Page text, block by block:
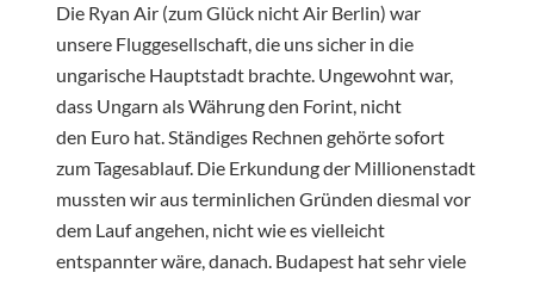
Die Ryan Air (zum Glück nicht Air Berlin) war
unsere Fluggesellschaft, die uns sicher in die
ungarische Hauptstadt brachte. Ungewohnt war,
dass Ungarn als Währung den Forint, nicht
den Euro hat. Ständiges Rechnen gehörte sofort
zum Tagesablauf. Die Erkundung der Millionenstadt
mussten wir aus terminlichen Gründen diesmal vor
dem Lauf angehen, nicht wie es vielleicht
entspannter wäre, danach. Budapest hat sehr viele